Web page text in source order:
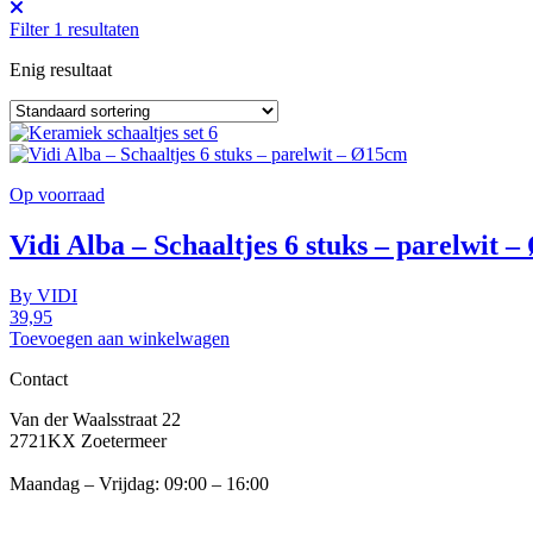
Filter 1 resultaten
Enig resultaat
Op voorraad
Vidi Alba – Schaaltjes 6 stuks – parelwit –
By VIDI
39,95
Toevoegen aan winkelwagen
Contact
Van der Waalsstraat 22
2721KX Zoetermeer
Maandag – Vrijdag: 09:00 – 16:00